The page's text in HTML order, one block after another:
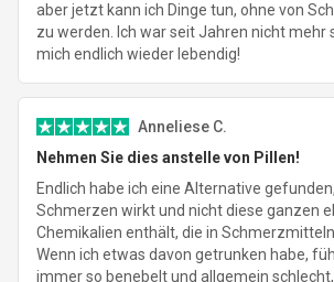
aber jetzt kann ich Dinge tun, ohne von
zu werden. Ich war seit Jahren nicht mehr
mich endlich wieder lebendig!
Anneliese C.
Nehmen Sie dies anstelle von Pillen!
Endlich habe ich eine Alternative
Schmerzen wirkt und nicht diese ganzen
Chemikalien enthält, die in
Wenn ich etwas davon getrunken habe,
immer so benebelt und allgemein